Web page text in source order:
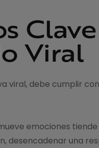
Viral
viral, debe cumplir
emociones
desencadenar una